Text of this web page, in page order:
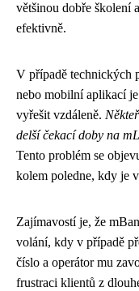
většinou dobře školení
efektivně.
V případě technických
nebo mobilní aplikací
vyřešit vzdáleně.
delší čekací doby na
Tento problém se
kolem poledne, kdy je
Zajímavostí je, že
volání, kdy v případě
číslo a operátor mu
frustraci klientů z